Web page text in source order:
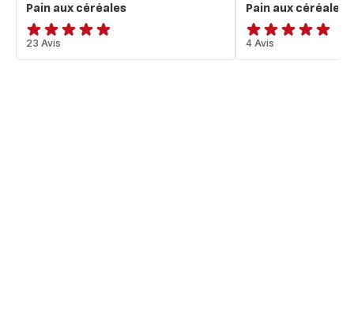
Pain aux céréales
ratings.4.8
23 Avis
Pain aux céréales
Avis
5
4 Avis